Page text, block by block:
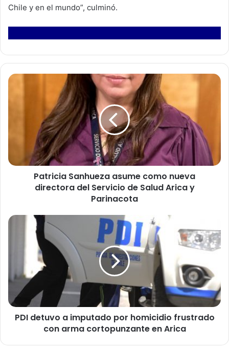
Chile y en el mundo”, culminó.
P
S
e
m
c
n
Patricia Sanhueza asume como nueva
directora del Servicio de Salud Arica y
Parinacota
P
u
o
PDI detuvo a imputado por homicidio frustrado
con arma cortopunzante en Arica